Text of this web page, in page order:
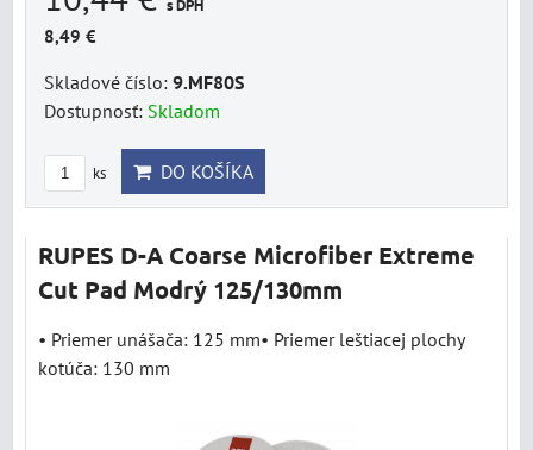
s DPH
8,49 €
Skladové číslo: 9.MF80S
Dostupnosť: Skladom
ks DO KOŠÍKA
RUPES D-A Coarse Microfiber Extreme
Cut Pad Modrý 125/130mm
• Priemer unášača: 125 mm• Priemer leštiacej plochy
kotúča: 130 mm